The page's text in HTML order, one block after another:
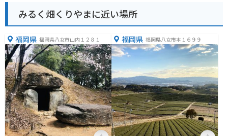
みるく畑くりやまに近い場所
福岡県 福岡県八女市山内１２８１ 福岡県 福岡県八女市本１６９９